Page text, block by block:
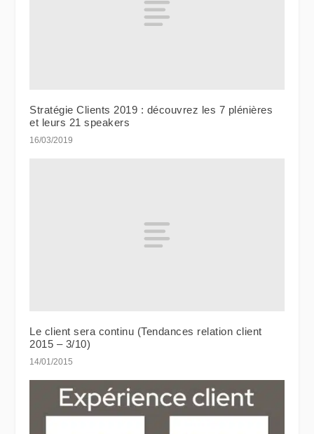
Stratégie Clients 2019 : découvrez les 7 plénières
et leurs 21 speakers
16/03/2019
Le client sera continu (Tendances relation client
2015 – 3/10)
14/01/2015